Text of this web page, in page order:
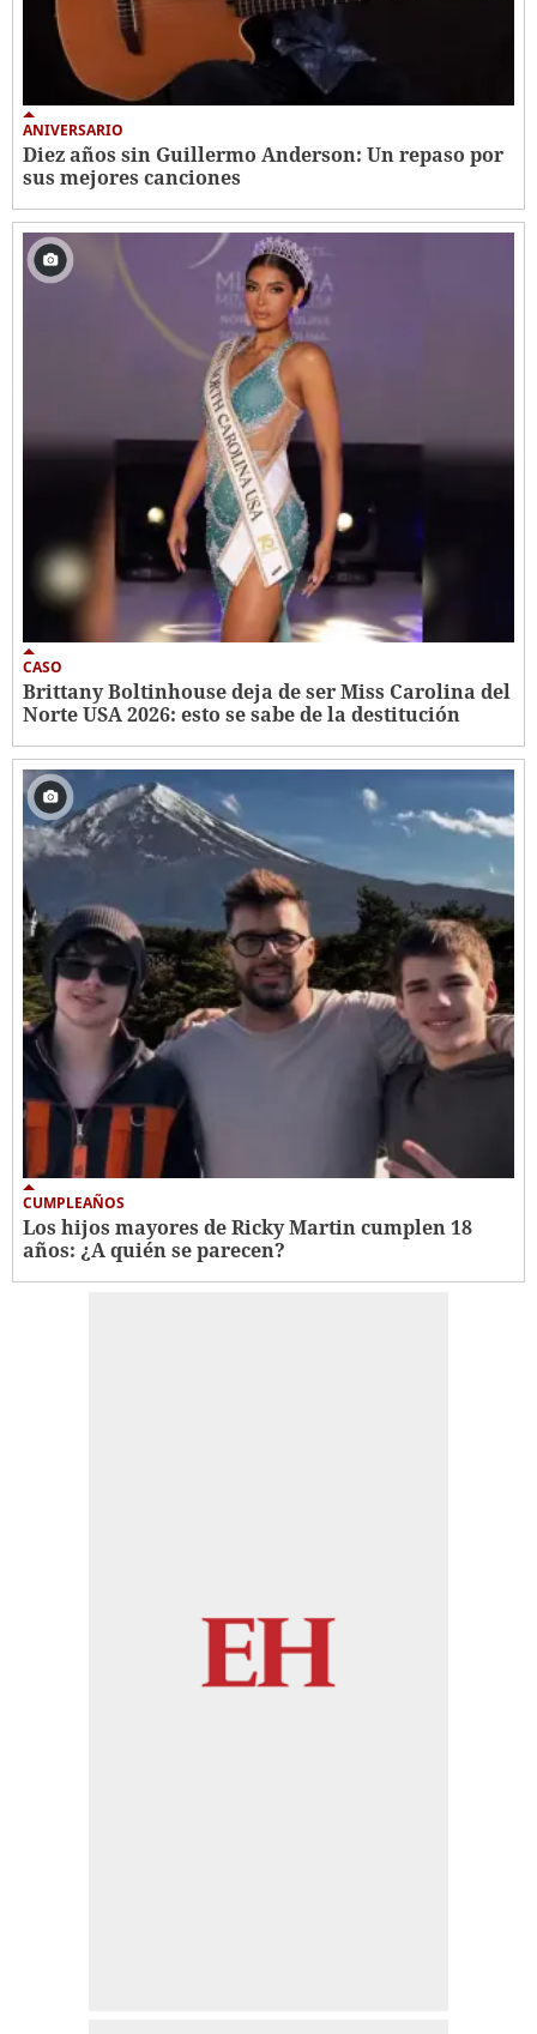
ANIVERSARIO
Diez años sin Guillermo Anderson: Un repaso por
sus mejores canciones
CASO
Brittany Boltinhouse deja de ser Miss Carolina del
Norte USA 2026: esto se sabe de la destitución
CUMPLEAÑOS
Los hijos mayores de Ricky Martin cumplen 18
años: ¿A quién se parecen?